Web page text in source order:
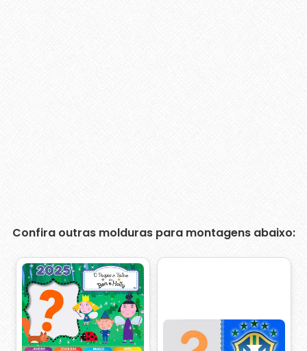
Confira outras molduras para montagens abaixo: